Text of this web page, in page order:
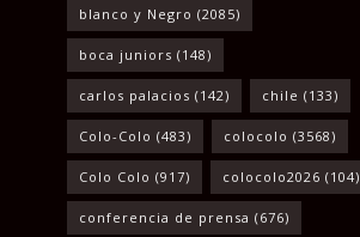
blanco y Negro (2085)
boca juniors (148)
carlos palacios (142) chile (133)
Colo-Colo (483) colocolo (3568)
Colo Colo (917) colocolo2026 (104)
conferencia de prensa (676)